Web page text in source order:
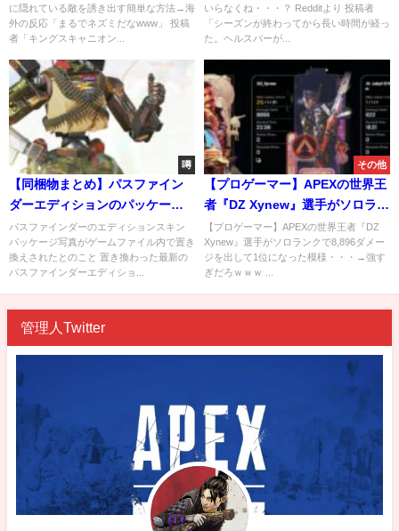
「まるでネズミだなwww」
に隠れている敵を誘き出す簡単な方法→海
外の反応「まるでネズミだなwww」 投稿
者「キングスキャニオン...
いらなくね・・・？ Redditより 投稿者
「シーズンが終わってから長い時間が経っ
た。ヘルスバーが...
噂
【同梱物まとめ】パスファイン
ダーエディションのパッケージ
画像がゲームファイル内で変更
されたとのこと！→発売予定日
は変わらず5月27日予定！
パスファインダーのエディションスキン
パッケージ写真がゲームファイル内で置き
換えされたとのこと 置き換わった最新の
パスファインダーエディショ...
その他
【プロゲーマー】APEXの世界王
者『DZ Xynew』選手がソロラン
クで8,896ダメージを出して1位
になった模様・・・→強すぎだ
ろｗｗｗ
【プロゲーマー】APEXの世界王者『DZ
Xynew』選手がソロランクで8,896ダメー
ジを出して1位になった模様・・・→強す
ぎだろｗｗｗ ...
管理人Twitter